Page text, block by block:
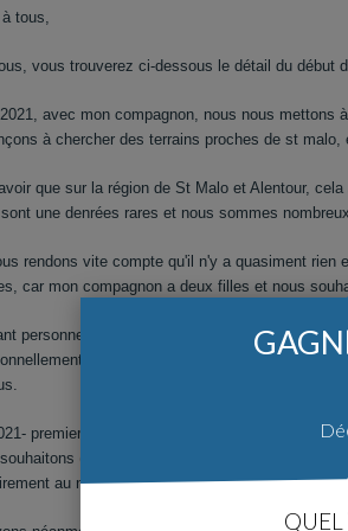
à tous,
vous trouverez ci-dessous le détail du début
avec mon compagnon, nous nous mettons
à chercher des terrains proches de st
que sur la région de St Malo et Alentour,
une denrées rares et nous sommes
rendons vite compte qu'il n'y a quasiment rien
car mon compagnon a deux filles et nous
personnellement dans le bâtiment
(merci le BNI, pour l'informer de
premier terrain proposé à St Méloir des
(408m²), mais nous déchantons très
au nord) alors que nous souhaitons une
QUEL